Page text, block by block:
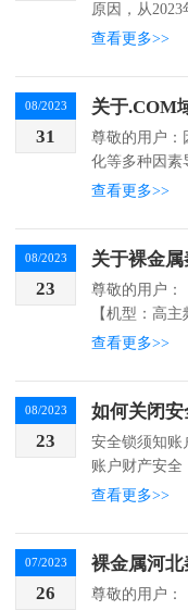
原因，从2023
闪云深圳机房
查看更多>>
08/2023
31
尊敬的用户：
化等多种因素
虑，从2023年
查看更多>>
08/2023
23
尊敬的用户
【机型：高
元 ...
查看更多>>
08/2023
23
安全锁须知账
账户财产安全
安全锁安全锁
状态，...
查看更多>>
07/2023
26 尊敬的用户